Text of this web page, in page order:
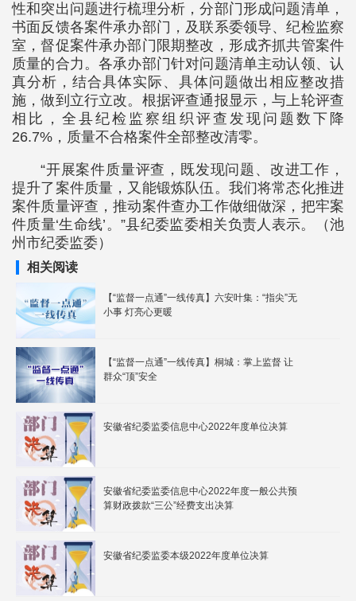
性和突出问题进行梳理分析，分部门形成问题清单，
书面反馈各案件承办部门，及联系委领导、纪检监察
室，督促案件承办部门限期整改，形成齐抓共管案件
质量的合力。各承办部门针对问题清单主动认领、认
真分析，结合具体实际、具体问题做出相应整改措
施，做到立行立改。根据评查通报显示，与上轮评查
相比，全县纪检监察组织评查发现问题数下降
26.7%，质量不合格案件全部整改清零。
“开展案件质量评查，既发现问题、改进工作，
提升了案件质量，又能锻炼队伍。我们将常态化推进
案件质量评查，推动案件查办工作做细做深，把牢案
件质量‘生命线’。”县纪委监委相关负责人表示。（池
州市纪委监委）
相关阅读
【“监督一点通”一线传真】六安叶集：“指尖”无
小事 灯亮心更暖
【“监督一点通”一线传真】桐城：掌上监督 让
群众“顶”安全
安徽省纪委监委信息中心2022年度单位决算
安徽省纪委监委信息中心2022年度一般公共预
算财政拨款“三公”经费支出决算
安徽省纪委监委本级2022年度单位决算